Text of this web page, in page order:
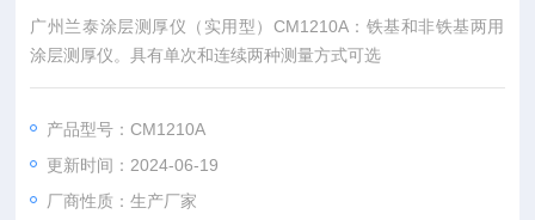
广州兰泰涂层测厚仪（实用型）CM1210A：铁基和非铁基两用
涂层测厚仪。具有单次和连续两种测量方式可选
产品型号：CM1210A
更新时间：2024-06-19
厂商性质：生产厂家